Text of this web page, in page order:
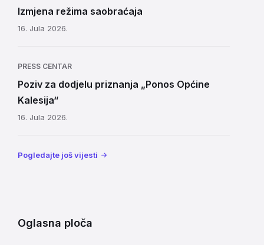
Izmjena režima saobraćaja
16. Jula 2026.
PRESS CENTAR
Poziv za dodjelu priznanja „Ponos Općine
Kalesija“
16. Jula 2026.
Pogledajte još vijesti
Oglasna ploča